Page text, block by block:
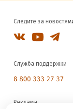
Следите за
Служба поддержки
8 800 333 27 37
Реклама